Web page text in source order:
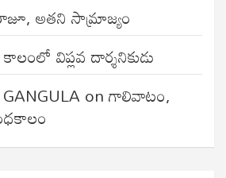
అతని సామ్రాజ్యం
విప్లవ దార్శనికుడు
onగాలివాటం,